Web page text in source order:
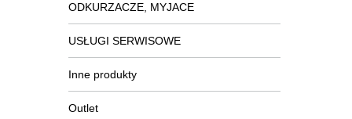
ODKURZACZE, MYJACE
USŁUGI SERWISOWE
Inne produkty
Outlet